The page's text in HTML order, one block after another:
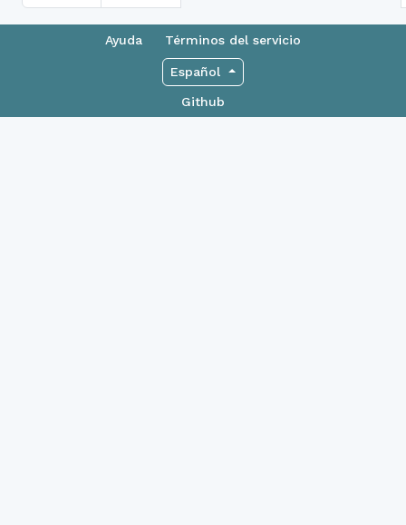
Ayuda Términos del servicio
Español
Github